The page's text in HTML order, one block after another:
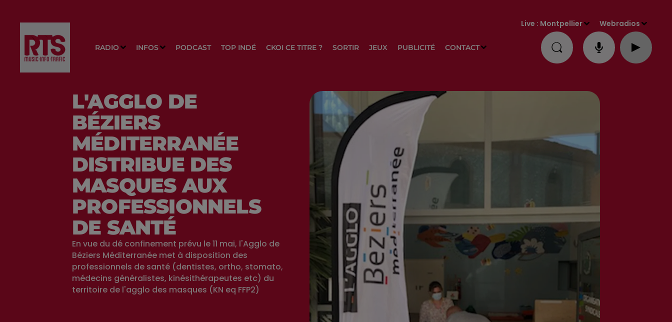
RADIO INFOS PODCAST TOP INDÉ CKOI CE TITRE ? SORTIR JEUX PUBLICITÉ CONTACT
Live : Montpellier Webradios
L'AGGLO DE
BÉZIERS
MÉDITERRANÉE
DISTRIBUE DES
MASQUES AUX
PROFESSIONNELS
DE SANTÉ
En vue du dé confinement prévu le 11 mai, l'Agglo de
Béziers Méditerranée met à disposition des
professionnels de santé (dentistes, ortho, stomato,
médecins généralistes, kinésithérapeutes etc) du
territoire de l'agglo des masques (KN eq FFP2)